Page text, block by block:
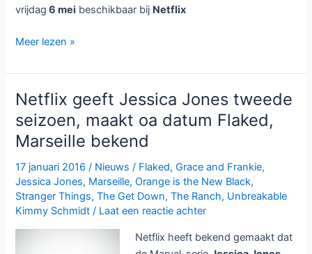
vrijdag 6 mei beschikbaar bij Netflix
Tweede
Grace
And
Frankie
bij
Netflix
Meer lezen »
Netflix geeft Jessica Jones tweede
seizoen, maakt oa datum Flaked,
Marseille bekend
17 januari 2016/ Nieuws / Flaked,Grace and Frankie,
Jessica Jones, Marseille,Orange is the New Black,
Stranger Things,The Get Down,The Ranch, Unbreakable
Kimmy Schmidt / Laat een reactie achter
Netflix heeft bekend gemaakt dat